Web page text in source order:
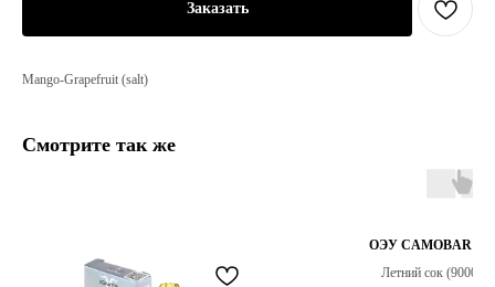
Заказать
Mango-Grapefruit (salt)
Смотрите так же
ОЭУ CAMOBAR DT
Летний сок (9000)